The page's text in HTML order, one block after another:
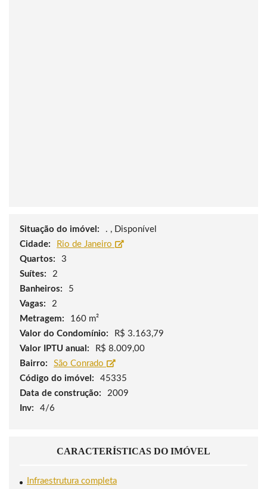
Situação do imóvel:
. , Disponível
Cidade:
Rio de Janeiro
Quartos:
3
Suítes:
2
Banheiros:
5
Vagas:
2
Metragem:
160 m²
Valor do Condomínio:
R$ 3.163,79
Valor IPTU anual:
R$ 8.009,00
Bairro:
São Conrado
Código do imóvel:
45335
Data de construção:
2009
Inv:
4/6
CARACTERÍSTICAS DO IMÓVEL
Infraestrutura completa